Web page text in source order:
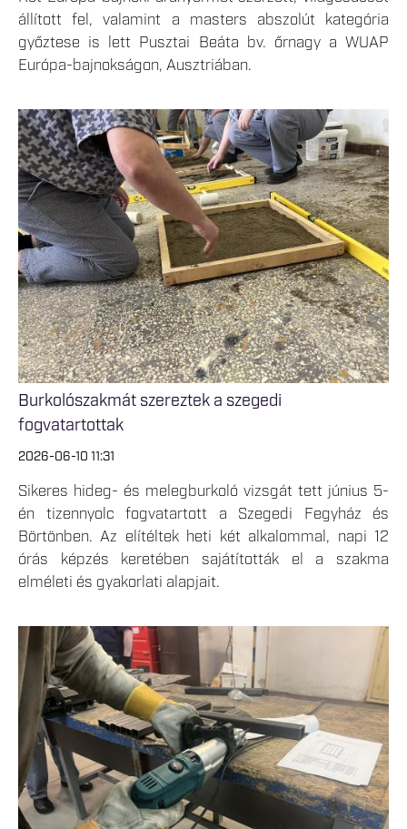
állított fel, valamint a masters abszolút kategória
győztese is lett Pusztai Beáta bv. őrnagy a WUAP
Európa-bajnokságon, Ausztriában.
Burkolószakmát szereztek a szegedi
fogvatartottak
2026-06-10 11:31
Sikeres hideg- és melegburkoló vizsgát tett június 5-
én tizennyolc fogvatartott a Szegedi Fegyház és
Börtönben. Az elítéltek heti két alkalommal, napi 12
órás képzés keretében sajátították el a szakma
elméleti és gyakorlati alapjait.